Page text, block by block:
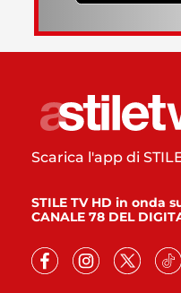
Scarica l'app di
STILE TV HD in onda
CANALE 78 DEL